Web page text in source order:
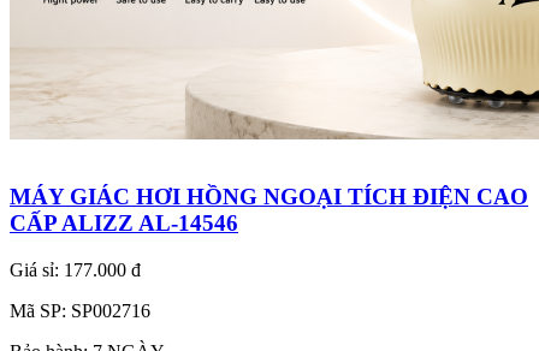
MÁY GIÁC HƠI HỒNG NGOẠI TÍCH ĐIỆN CAO
CẤP ALIZZ AL-14546
Giá sỉ: 177.000 đ
Mã SP: SP002716